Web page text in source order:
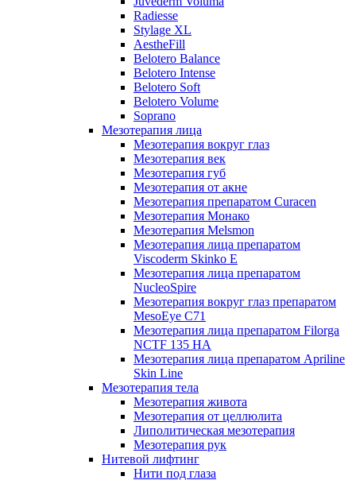
Radiesse
Stylage XL
AestheFill
Belotero Balance
Belotero Intense
Belotero Soft
Belotero Volume
Soprano
Мезотерапия лица
Мезотерапия вокруг глаз
Мезотерапия век
Мезотерапия губ
Мезотерапия от акне
Мезотерапия препаратом Curacen
Мезотерапия Монако
Мезотерапия Melsmon
Мезотерапия лица препаратом
Viscoderm Skinko E
Мезотерапия лица препаратом
NucleoSpire
Мезотерапия вокруг глаз препаратом
MesoEye С71
Мезотерапия лица препаратом Filorga
NCTF 135 HA
Мезотерапия лица препаратом Apriline
Skin Line
Мезотерапия тела
Мезотерапия живота
Мезотерапия от целлюлита
Липолитическая мезотерапия
Мезотерапия рук
Нитевой лифтинг
Нити под глаза